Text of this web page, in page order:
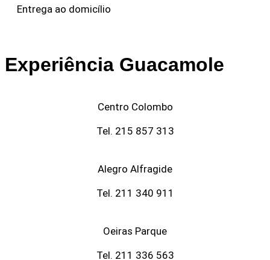
Entrega ao domicílio
Experiência Guacamole
Centro Colombo
Tel. 215 857 313
Alegro Alfragide
Tel. 211 340 911
Oeiras Parque
Tel. 211 336 563